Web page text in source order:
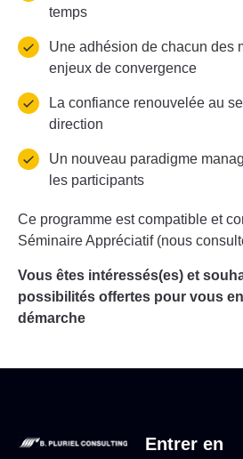
temps
Une adhésion de chacun des
enjeux de convergence
La confiance renouvelée au
direction
Un nouveau paradigme
les participants
Ce programme est compatible et
Séminaire Appréciatif (nous
Vous êtes intéressés(es) et
possibilités offertes pour vous
démarche
Entrer en